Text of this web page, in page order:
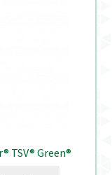
TSV® Green®